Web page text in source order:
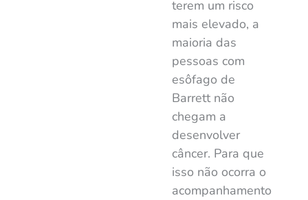
terem um risco
mais elevado, a
maioria das
pessoas com
esôfago de
Barrett não
chegam a
desenvolver
câncer. Para que
isso não ocorra o
acompanhamento